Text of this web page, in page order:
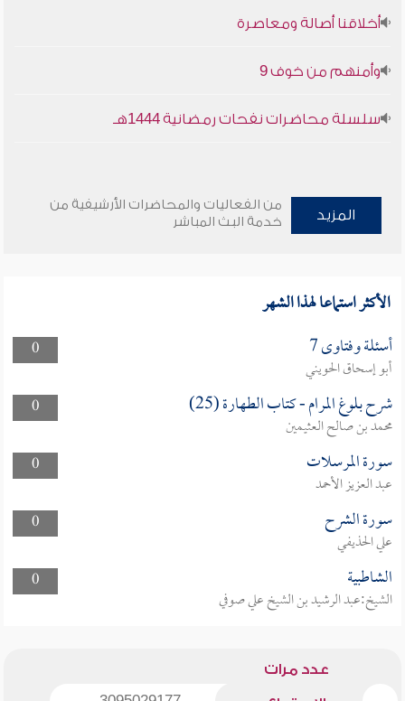
أخلاقنا أصالة ومعاصرة
وأمنهم من خوف 9
سلسلة محاضرات نفحات رمضانية 1444هـ
المزيد
من الفعاليات والمحاضرات الأرشيفية من
خدمة البث المباشر
الأكثر استماعا لهذا الشهر
0 أسئلة وفتاوى 7
أبو إسحاق الحويني
0
شرح بلوغ المرام - كتاب الطهارة (25)
محمد بن صالح العثيمين
0
سورة المرسلات
عبد العزيز الأحمد
0
سورة الشرح
علي الحذيفي
0
الشاطبية
الشيخ:عبد الرشيد بن الشيخ علي صوفي
عدد مرات